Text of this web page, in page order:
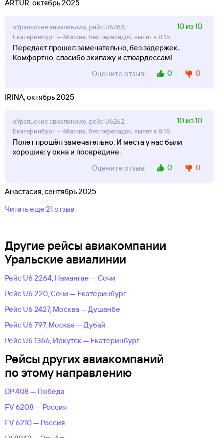
ARTUR, октябрь 2025
«Уральские авиалинии», рейс U6262,
Екатеринбург — Москва, без пересадок, вылет в 8:15
10 из 10
Передает прошел замечательно, без задержек.
Комфортно, спасибо экипажу и стюардессам!
Оцените отзыв:
0 0
IRINA, октябрь 2025
«Уральские авиалинии», рейс U6262,
Екатеринбург — Москва, без пересадок, вылет в 8:15
10 из 10
Полет прошёл замечательно. И места у нас были
хорошие: у окна и посередине.
Оцените отзыв:
0 0
Анастасия, сентябрь 2025
Читать еще 21 отзыв
Другие рейсы авиакомпании
Уральские авиалинии
Рейс U6 2264, Наманган — Сочи
Рейс U6 220, Сочи — Екатеринбург
Рейс U6 2427, Москва — Душанбе
Рейс U6 797, Москва — Дубай
Рейс U6 1366, Иркутск — Екатеринбург
Рейсы других авиакомпаний
по этому направлению
DP 408 — Победа
FV 6208 — Россия
FV 6210 — Россия